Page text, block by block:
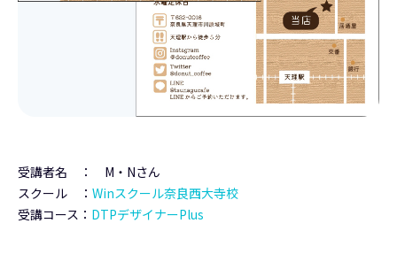
受講者名 ： M・Nさん
スクール ： Winスクール奈良西大寺校
受講コース： DTPデザイナーPlus